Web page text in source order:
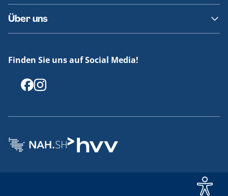
Häufige Fragen
Barrierefreies Reisen
Erklärung Barrierefreiheit
Über uns
Offenlegungen
Finden Sie uns auf Social Media!